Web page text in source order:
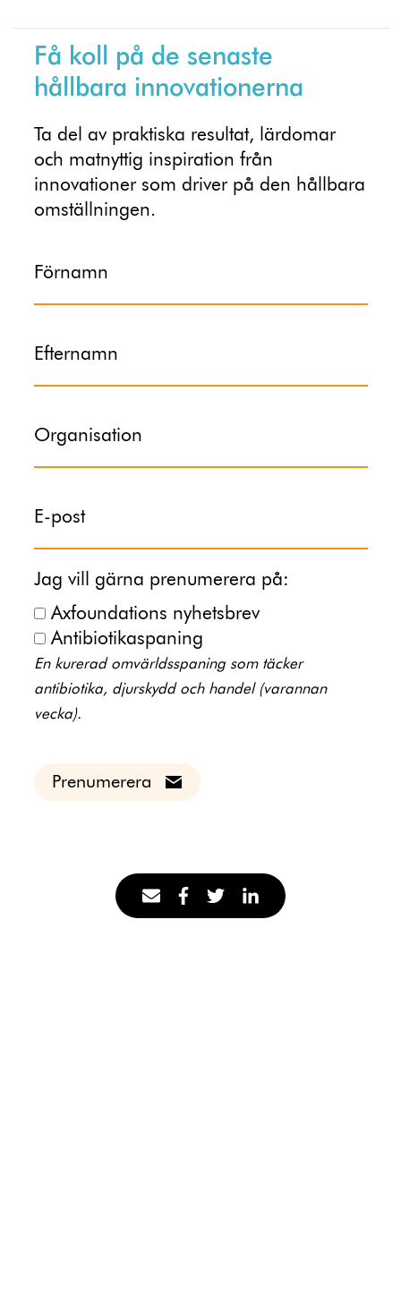
Få koll på de senaste
hållbara innovationerna
Ta del av praktiska resultat, lärdomar
och matnyttig inspiration från
innovationer som driver på den hållbara
omställningen.
Förnamn
Efternamn
Organisation
E-post
Jag vill gärna prenumerera på:
Axfoundations nyhetsbrev
Antibiotikaspaning
En kurerad omvärldsspaning som täcker
antibiotika, djurskydd och handel (varannan
vecka).
Prenumerera